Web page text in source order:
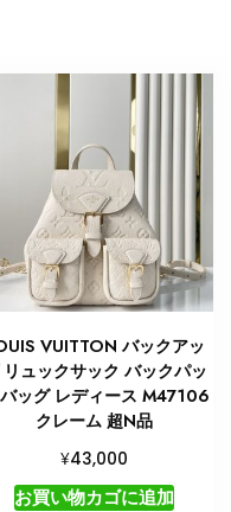
VUITTON バックアッ
リュックサック バックパッ
ッグ レディース M47106
クレーム 超N品
¥43,000
お買い物カゴに追加